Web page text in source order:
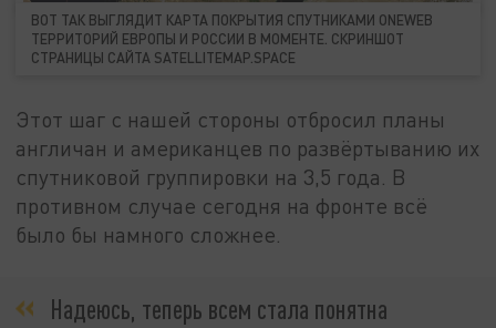
ВОТ ТАК ВЫГЛЯДИТ КАРТА ПОКРЫТИЯ СПУТНИКАМИ ONEWEB
ТЕРРИТОРИЙ ЕВРОПЫ И РОССИИ В МОМЕНТЕ. СКРИНШОТ
СТРАНИЦЫ САЙТА SATELLITEMAP.SPACE
Этот шаг с нашей стороны отбросил планы
англичан и американцев по развёртыванию их
спутниковой группировки на 3,5 года. В
противном случае сегодня на фронте всё
было бы намного сложнее.
Надеюсь, теперь всем стала понятна